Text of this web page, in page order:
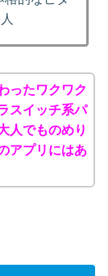
ったワクワク
スイッチ系パ
人でものめり
アプリにはあ